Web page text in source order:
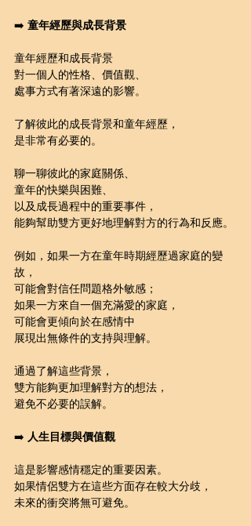
➡️ 童年經歷與成長背景
童年經歷和成長背景
對一個人的性格、價值觀、
處事方式有著深遠的影響。
了解彼此的成長背景和童年經歷，
是非常有必要的。
聊一聊彼此的家庭關係、
童年的快樂與困難、
以及成長過程中的重要事件，
能夠幫助雙方更好地理解對方的行為和反應。
例如，如果一方在童年時期經歷過家庭的變
故，
可能會對信任問題格外敏感；
如果一方來自一個充滿愛的家庭，
可能會更傾向於在感情中
展現出無條件的支持與理解。
通過了解這些背景，
雙方能夠更加理解對方的想法，
避免不必要的誤解。
➡️ 人生目標與價值觀
這是影響感情穩定的重要因素。
如果情侶雙方在這些方面存在較大分歧，
未來的衝突將無可避免。